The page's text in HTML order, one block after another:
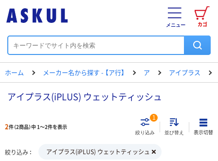
カゴ
メニュー
ホーム メーカー名から探す - 【ア行】 ア アイプラス
アイプラス(iPLUS) ウェットティッシュ
2件（2商品）中 1～2件を表示
絞り込み
1
並び替え 表示切替
絞り込み アイプラス(iPLUS) ウェットティッシュ